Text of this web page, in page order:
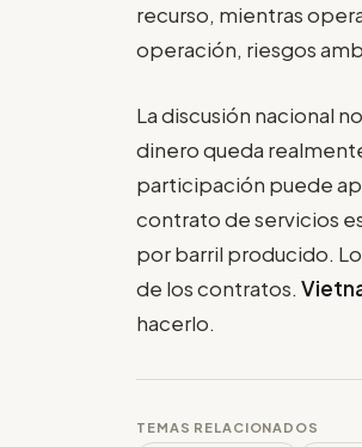
recurso, mientras
operación, riesgos
La discusión nacional
dinero queda
participación puede
contrato de servicios
por barril producido.
de los contratos.
hacerlo.
TEMAS RELACIONADOS